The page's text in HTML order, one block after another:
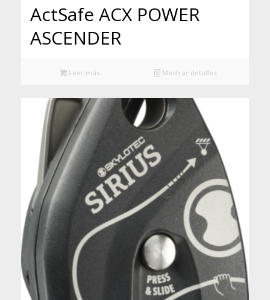
ActSafe ACX POWER
ASCENDER
Leer más Mostrar detalles